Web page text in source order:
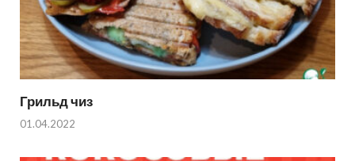
Грильд чиз
01.04.2022